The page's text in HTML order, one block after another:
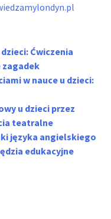
Ćwiczenia
zagadek
w nauce u dzieci:
u dzieci przez
teatralne
języka angielskiego
edukacyjne